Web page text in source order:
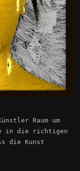
Raum um
in die richtigen
die Kunst